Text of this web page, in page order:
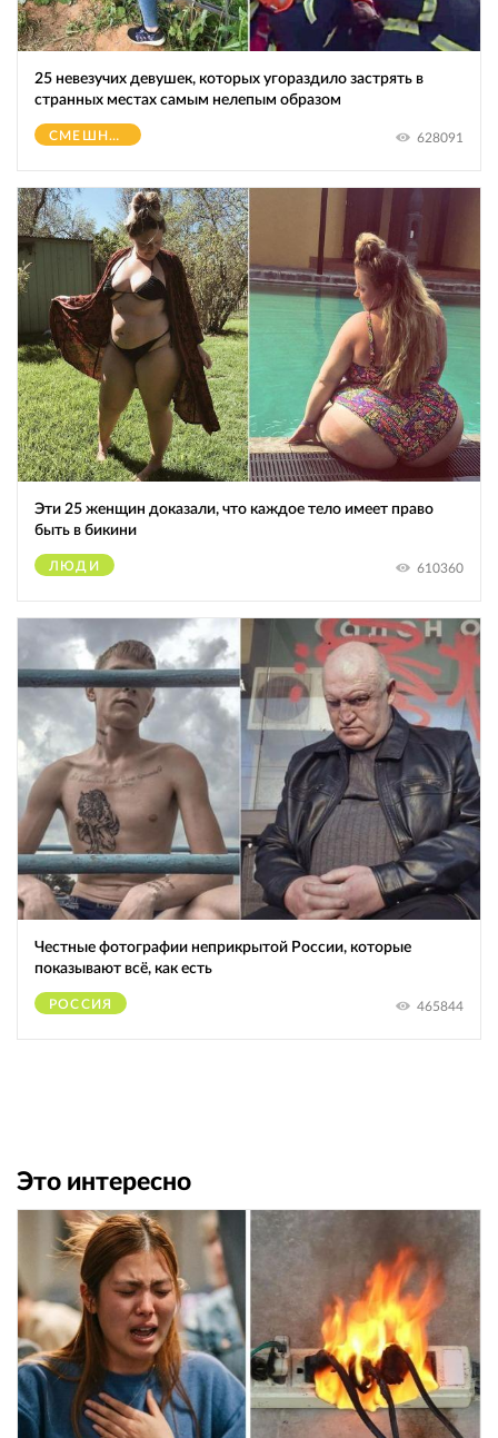
25 невезучих девушек, которых угораздило застрять в
странных местах самым нелепым образом
СМЕШНОЕ 628091
Эти 25 женщин доказали, что каждое тело имеет право
быть в бикини
ЛЮДИ 610360
Честные фотографии неприкрытой России, которые
показывают всё, как есть
РОССИЯ 465844
Это интересно